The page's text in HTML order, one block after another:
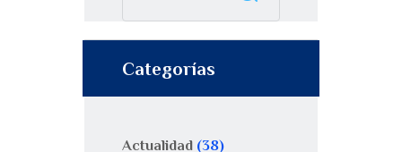
Categorías
Actualidad (38)